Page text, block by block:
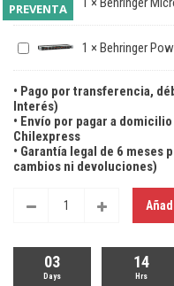
PREVENTA
1 × Behringer
• Pago por transferencia,
Interés)
• Envío por pagar a
Chilexpress
• Garantía legal de 6
cambios ni devoluciones)
03
Days
14
Hrs